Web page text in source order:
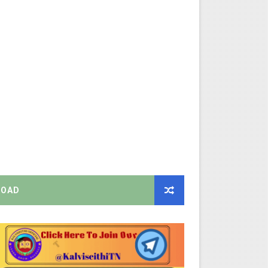
சஸ்பெண்ட்!
- முழு விவரங்கள்!